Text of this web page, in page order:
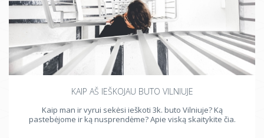
KAIP AŠ IEŠKOJAU BUTO VILNIUJE
Kaip man ir vyrui sekėsi ieškoti 3k. buto Vilniuje? Ką
pastebėjome ir ką nusprendėme? Apie viską skaitykite čia.